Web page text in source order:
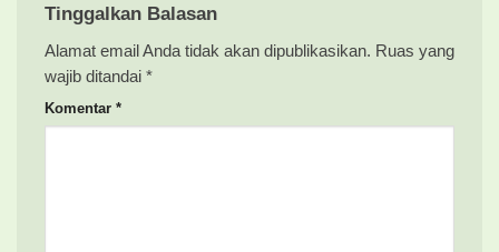
Tinggalkan Balasan
Alamat email Anda tidak akan dipublikasikan. Ruas yang
wajib ditandai *
Komentar *